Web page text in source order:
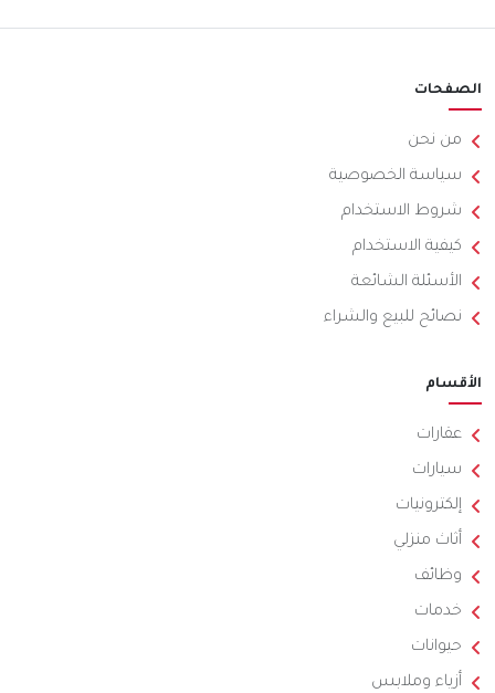
الصفحات
من نحن
سياسة الخصوصية
شروط الاستخدام
كيفية الاستخدام
الأسئلة الشائعة
نصائح للبيع والشراء
الأقسام
عقارات
سيارات
إلكترونيات
أثاث منزلي
وظائف
خدمات
حيوانات
أزياء وملابس